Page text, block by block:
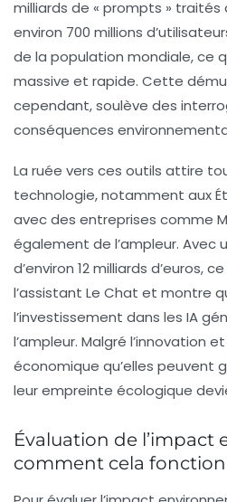
milliards de « prompts »
environ 700 millions
de la population mondiale, ce
massive et rapide. Cette
cependant, soulève des
conséquences
La ruée vers ces outils attire
technologie, notamment aux
avec des entreprises comme
également de l’ampleur. Avec
d’environ 12 milliards d’euros,
l’assistant Le Chat et montre
l’investissement dans les IA
l’ampleur. Malgré l’innovation
économique qu’elles peuvent
leur empreinte écologique
Évaluation de l’impact
comment cela